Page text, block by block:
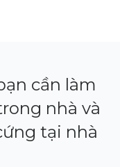
cần làm
nhà và
tại nhà